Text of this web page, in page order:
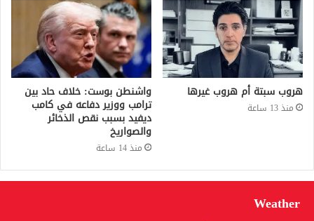
هروب سبتة أم هروب غيرها
منذ 13 ساعة
واشنطن بوست: خلاف حاد بين
ترامب ووزير دفاعه في كامب
ديفيد بسبب نقص الذخائر
والصواريخ
منذ 14 ساعة
Weather